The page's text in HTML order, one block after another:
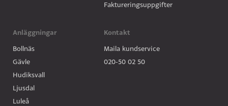
Anläggningar
Bollnäs
Gävle
Hudiksvall
Ljusdal
Luleå
Faktureringsuppgifter
Kontakt
Maila kundservice
020-50 02 50